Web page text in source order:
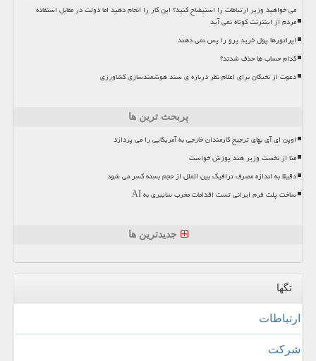
می خواهید وزیر ارتباطات را استیضاح کنید؟ این کار را انجام دهید اما دولت در مقابل استفاده
مردم از اینترنت کوتاه نمی آید
اپراتورها پول خرید پرو را پس نمی دهند
کدام حساب ها حذف شدند؟
دعوت از نخبگان برای اعلام نظر درباره ی سند هوشمندسازی کشاورزی
پربحث ترین ها
اوپن ای آی بهای ترجیح کارمندان خارجی به آمریکایی را می پردازد
متا از نخست وزیر هند پوزش خواست
دقیقا به اندازه مصرف ترافیک بین الملل از حجم بسته کسر می شود
ساخت پلت فرم ایرانی تست اقدامات مخرب سایبری به AI
جدیدترین ها
تگها
ارتباطات
شركت